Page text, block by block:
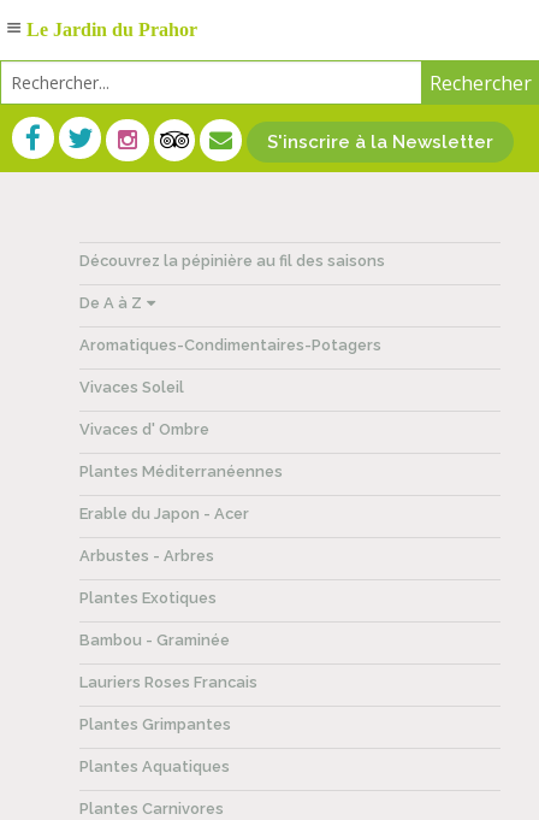
S'inscrire à la Newsletter
Découvrez la pépinière au fil des saisons
De A à Z
Aromatiques-Condimentaires-Potagers
Vivaces Soleil
Vivaces d' Ombre
Plantes Méditerranéennes
Erable du Japon - Acer
Arbustes - Arbres
Plantes Exotiques
Bambou - Graminée
Lauriers Roses Francais
Plantes Grimpantes
Plantes Aquatiques
Plantes Carnivores
Le Jardin du Prahor